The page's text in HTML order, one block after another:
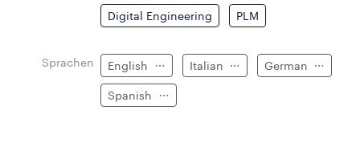
Digital Engineering PLM
Sprachen English Italian German
Spanish